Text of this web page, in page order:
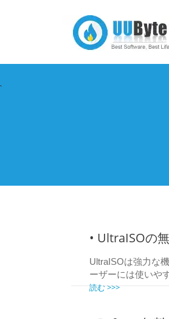
`
• UltraISOの
UltraISOは強力な
ーザーには使いや
読む >>>